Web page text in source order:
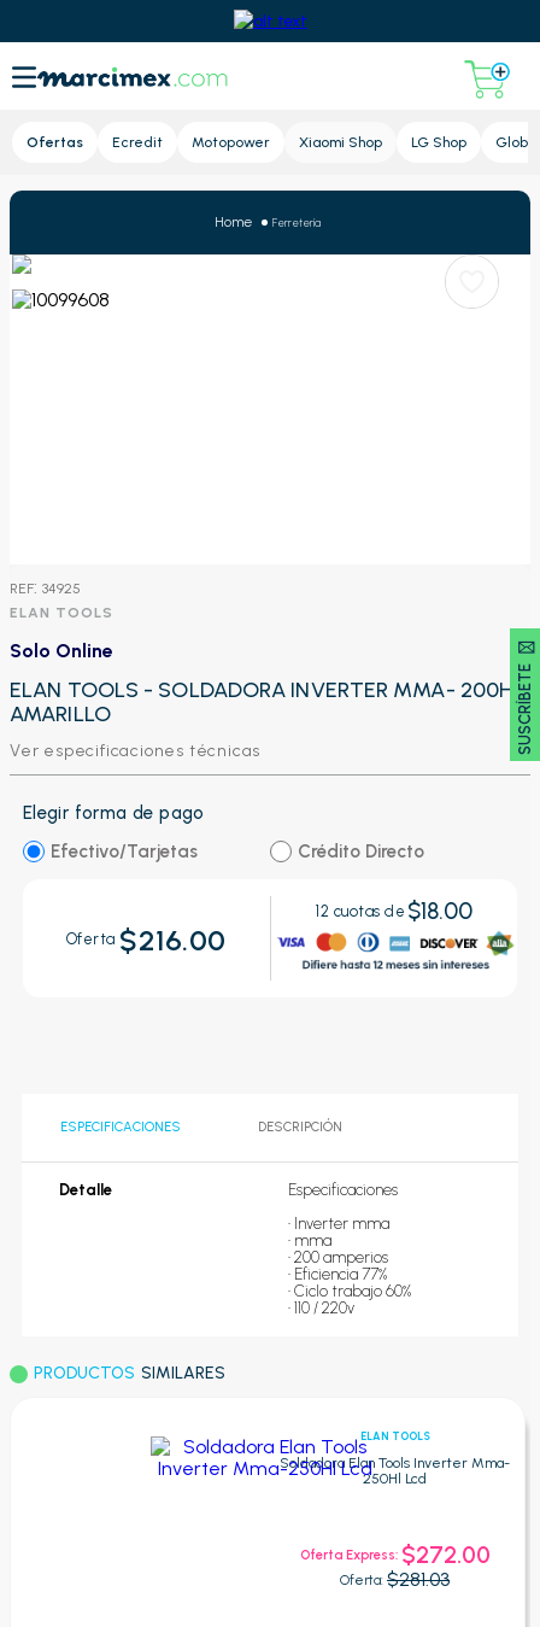
Ofertas Ecredit Motopower Xiaomi Shop LG Shop Global
SUSCRÍBETE 🖂
Ferretería
: 34925
ELAN TOOLS
Solo Online
ELAN TOOLS - SOLDADORA INVERTER MMA- 200HL|
AMARILLO
Ver especificaciones técnicas
Elegir forma de pago
Efectivo/Tarjetas
Crédito Directo
Oferta $216.00
12 cuotas de $18.00
ESPECIFICACIONES DESCRIPCIÓN
Detalle
Especificaciones
• Inverter mma
• mma
• 200 amperios
• Eficiencia 77%
• Ciclo trabajo 60%
• 110 / 220v
PRODUCTOS SIMILARES
ELAN TOOLS
Soldadora Elan Tools Inverter Mma-
250Hl Lcd
Oferta:$281.03
Oferta Express: $272.00